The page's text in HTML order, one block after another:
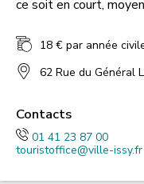
18 € par année
62 Rue du Général
Contacts
01 41 23 87 00
touristoffice@ville-issy.fr